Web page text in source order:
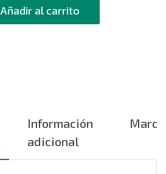
Añadir al carrito
Información
adicional
Marca